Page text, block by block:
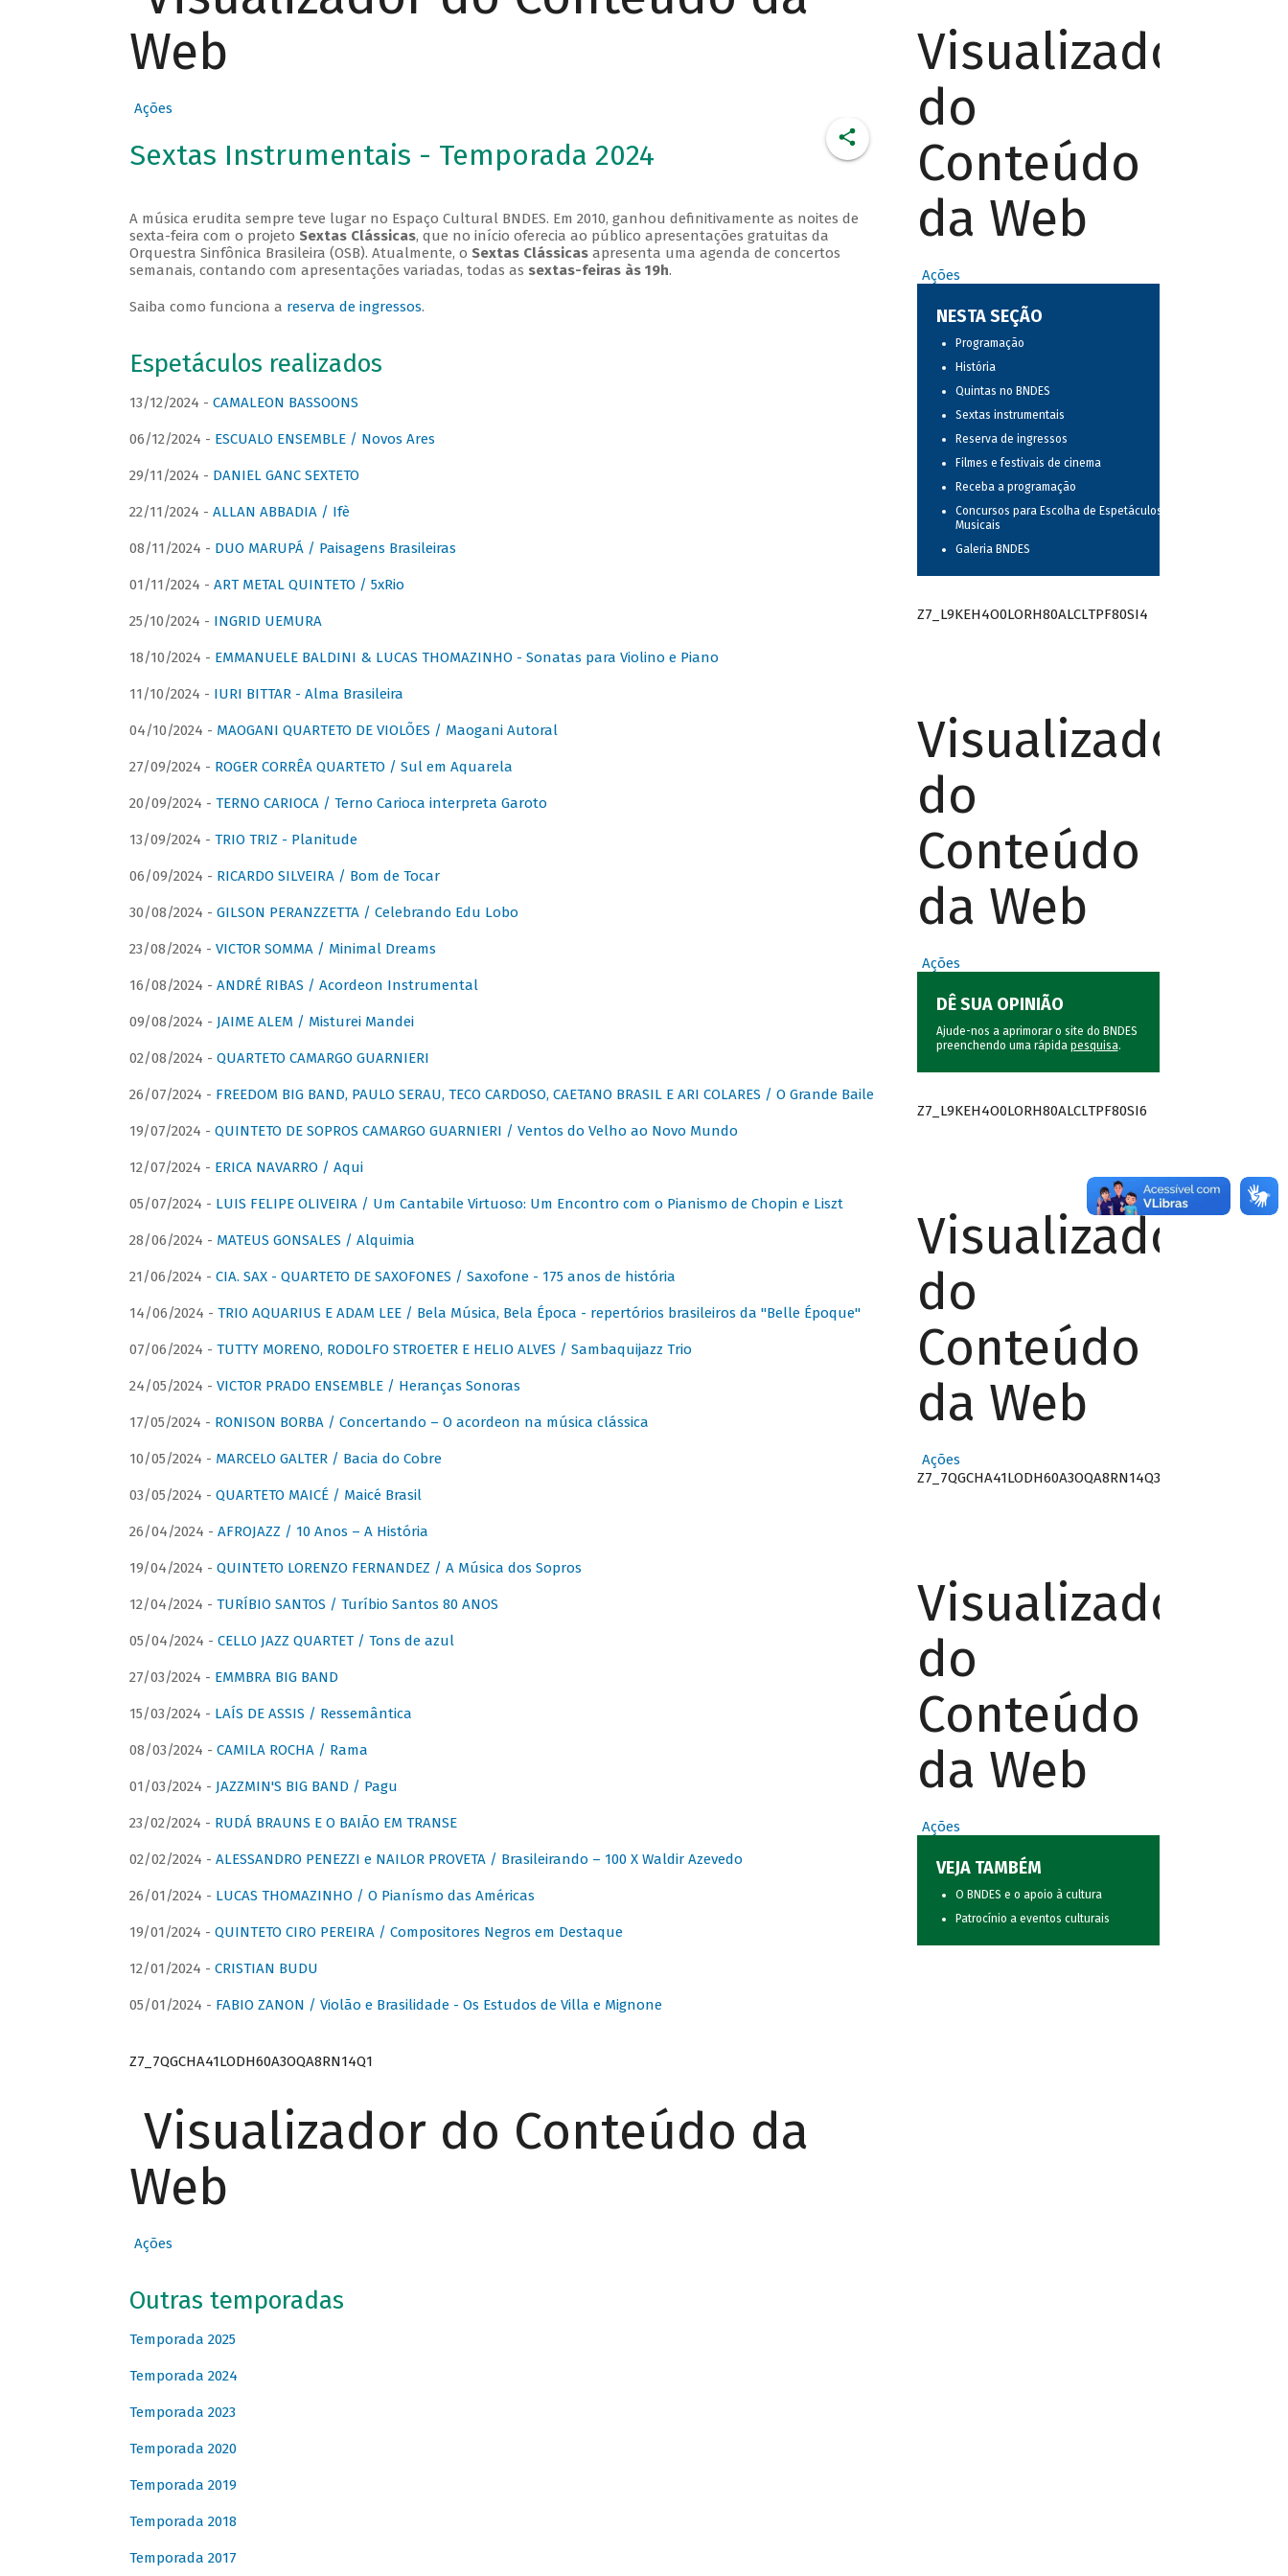
Web
Ações
Sextas Instrumentais - Temporada 2024
A música erudita sempre teve lugar no Espaço Cultural BNDES. Em 2010, ganhou definitivamente as noites de
sexta-feira com o projeto Sextas Clássicas, que no início oferecia ao público apresentações gratuitas da
Orquestra Sinfônica Brasileira (OSB). Atualmente, o Sextas Clássicasapresenta uma agenda de concertos
semanais, contando com apresentações variadas, todas as sextas-feiras às 19h.
Saiba como funciona a reserva de ingressos.
Espetáculos realizados
13/12/2024 - CAMALEON BASSOONS
06/12/2024 - ESCUALO ENSEMBLE / Novos Ares
29/11/2024 - DANIEL GANC SEXTETO
22/11/2024 - ALLAN ABBADIA / Ifè
08/11/2024 - DUO MARUPÁ / Paisagens Brasileiras
01/11/2024 - ART METAL QUINTETO / 5xRio
25/10/2024 - INGRID UEMURA
18/10/2024 - EMMANUELE BALDINI & LUCAS THOMAZINHO - Sonatas para Violino e Piano
11/10/2024 - IURI BITTAR - Alma Brasileira
04/10/2024 - MAOGANI QUARTETO DE VIOLÕES / Maogani Autoral
27/09/2024 - ROGER CORRÊA QUARTETO / Sul em Aquarela
20/09/2024 - TERNO CARIOCA / Terno Carioca interpreta Garoto
13/09/2024 - TRIO TRIZ - Planitude
06/09/2024 - RICARDO SILVEIRA / Bom de Tocar
30/08/2024 - GILSON PERANZZETTA / Celebrando Edu Lobo
23/08/2024 - VICTOR SOMMA / Minimal Dreams
16/08/2024 - ANDRÉ RIBAS / Acordeon Instrumental
09/08/2024 - JAIME ALEM / Misturei Mandei
02/08/2024 - QUARTETO CAMARGO GUARNIERI
26/07/2024 - FREEDOM BIG BAND, PAULO SERAU, TECO CARDOSO, CAETANO BRASIL E ARI COLARES / O Grande Baile
19/07/2024 - QUINTETO DE SOPROS CAMARGO GUARNIERI / Ventos do Velho ao Novo Mundo
12/07/2024 - ERICA NAVARRO / Aqui
05/07/2024 - LUIS FELIPE OLIVEIRA / Um Cantabile Virtuoso: Um Encontro com o Pianismo de Chopin e Liszt
28/06/2024 - MATEUS GONSALES / Alquimia
21/06/2024 - CIA. SAX - QUARTETO DE SAXOFONES / Saxofone - 175 anos de história
14/06/2024 - TRIO AQUARIUS E ADAM LEE / Bela Música, Bela Época - repertórios brasileiros da "Belle Époque"
07/06/2024 - TUTTY MORENO, RODOLFO STROETER E HELIO ALVES / Sambaquijazz Trio
24/05/2024 - VICTOR PRADO ENSEMBLE / Heranças Sonoras
17/05/2024 - RONISON BORBA / Concertando – O acordeon na música clássica
10/05/2024 - MARCELO GALTER / Bacia do Cobre
03/05/2024 - QUARTETO MAICÉ / Maicé Brasil
26/04/2024 - AFROJAZZ / 10 Anos – A História
19/04/2024 - QUINTETO LORENZO FERNANDEZ / A Música dos Sopros
12/04/2024 - TURÍBIO SANTOS / Turíbio Santos 80 ANOS
05/04/2024 - CELLO JAZZ QUARTET / Tons de azul
27/03/2024 - EMMBRA BIG BAND
15/03/2024 - LAÍS DE ASSIS / Ressemântica
08/03/2024 - CAMILA ROCHA / Rama
01/03/2024 - JAZZMIN'S BIG BAND / Pagu
23/02/2024 - RUDÁ BRAUNS E O BAIÃO EM TRANSE
02/02/2024 - ALESSANDRO PENEZZI e NAILOR PROVETA / Brasileirando – 100 X Waldir Azevedo
26/01/2024 - LUCAS THOMAZINHO / O Pianísmo das Américas
19/01/2024 - QUINTETO CIRO PEREIRA / Compositores Negros em Destaque
12/01/2024 - CRISTIAN BUDU
05/01/2024 - FABIO ZANON / Violão e Brasilidade - Os Estudos de Villa e Mignone
Z7_7QGCHA41LODH60A3OQA8RN14Q1
Visualizador do Conteúdo da
Web
Ações
Outras temporadas
Temporada 2025
Temporada 2024
Temporada 2023
Temporada 2020
Temporada 2019
Temporada 2018
Temporada 2017
Visualizador
do
Conteúdo
da Web
Ações
NESTA SEÇÃO
Programação
História
Quintas no BNDES
Sextas instrumentais
Reserva de ingressos
Filmes e festivais de cinema
Receba a programação
Concursos para Escolha de Espetáculos
Musicais
Galeria BNDES
Z7_L9KEH4O0LORH80ALCLTPF80SI4
Visualizador
do
Conteúdo
da Web
Ações
DÊ SUA OPINIÃO
Ajude-nos a aprimorar o site do BNDES
preenchendo uma rápida pesquisa.
Z7_L9KEH4O0LORH80ALCLTPF80SI6
Visualizador
do
Conteúdo
da Web
Ações
Z7_7QGCHA41LODH60A3OQA8RN14Q3
Visualizador
do
Conteúdo
da Web
Ações
VEJA TAMBÉM
O BNDES e o apoio à cultura
Patrocínio a eventos culturais